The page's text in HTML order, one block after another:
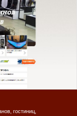
гостиниц,